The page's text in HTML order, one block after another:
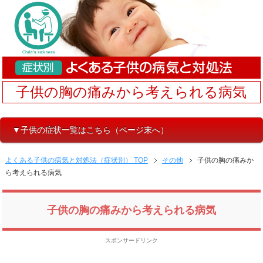
子供の胸の痛みから考えられる病気
▼子供の症状一覧はこちら（ページ末へ）
よくある子供の病気と対処法（症状別） TOP その他
子供の胸の痛みか
ら考えられる病気
子供の胸の痛みから考えられる病気
スポンサードリンク